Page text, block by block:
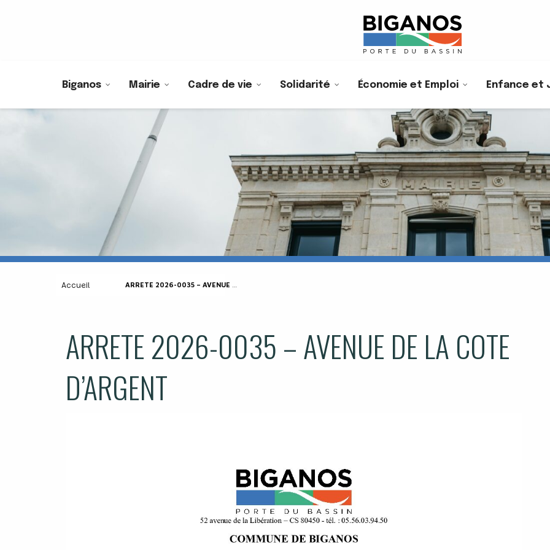
Biganos Mairie Cadre de vie Solidarité Économie et Emploi Enfance et
Accueil ARRETE 2026-0035 – AVENUE DE LA COTE D’ARGENT
ARRETE 2026-0035 – AVENUE DE LA COTE
D’ARGENT